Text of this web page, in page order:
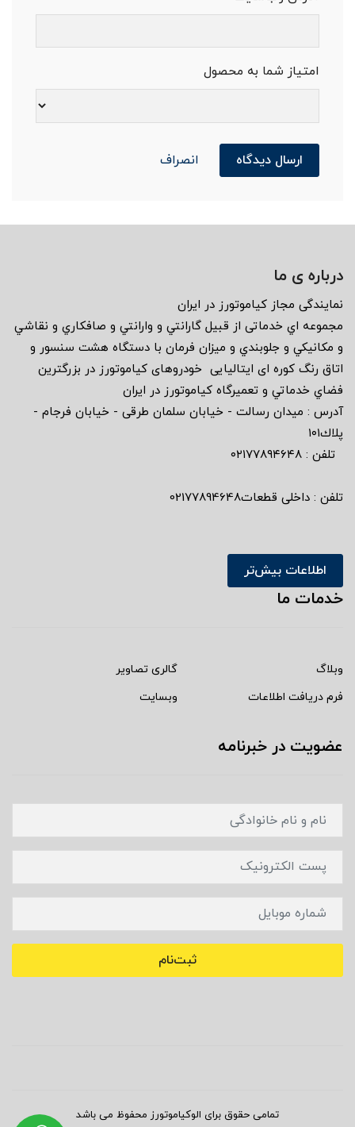
امتیاز شما به محصول
ارسال دیدگاه انصراف
درباره ی ما
نمايندگى مجاز كياموتورز در ايران
مجموعه اي خدماتى از قبيل گارانتي و وارانتي و صافكاري و نقاشي
و مكانيكي و جلوبندي و ميزان فرمان با دستگاه هشت سنسور و
اتاق رنگ كوره اى ايتاليايى خودروهاى كياموتورز در بزرگترين
فضاي خدماتي و تعميرگاه كياموتورز در ايران
آدرس : ميدان رسالت - خيابان سلمان طرقى - خيابان فرجام -
پلاك١٠١
تلفن : ٠٢١٧٧٨٩٤٦٤٨
تلفن : داخلی قطعات02177894648
اطلاعات بیش‌تر
خدمات ما
وبلاگ
گالری تصاویر
فرم دریافت اطلاعات
وبسایت
عضویت در خبرنامه
ثبت‌نام
تمامی حقوق برای الوکیاموتورز محفوظ می باشد